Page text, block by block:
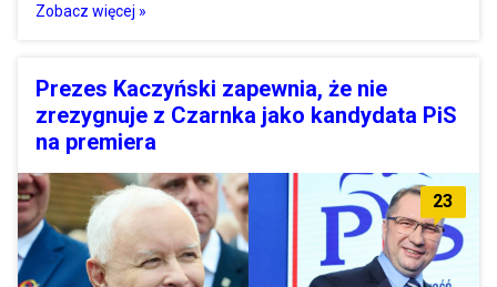
Zobacz więcej »
Prezes Kaczyński zapewnia, że nie
zrezygnuje z Czarnka jako kandydata PiS
na premiera
23